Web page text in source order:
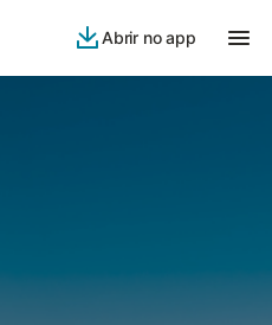
Abrir no app